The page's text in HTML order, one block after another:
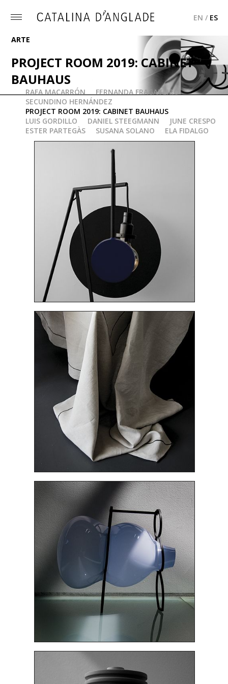
Toggle
ES
/
EN
ARTE
PROJECT ROOM 2019: CABINET
BAUHAUS
RAFA MACARRÓN
FERNANDA FRAGATEIRO
SECUNDINO HERNÁNDEZ
PROJECT ROOM 2019: CABINET BAUHAUS
LUIS GORDILLO
DANIEL STEEGMANN
JUNE CRESPO
ESTER PARTEGÀS
SUSANA SOLANO ELA FIDALGO
NURIA FUSTER: LÁMPARA "BUBBLEHAUS"
2890 $
GUILLERMO MORA: MANTEL "PUNTO Y LÍNEA
SOBRE TABLA"
2890 $
LEONOR SERRANO RIVAS: JARRA "BAUHAUS"
KARLOS GIL: JARRONES "GHOST WHISPER"